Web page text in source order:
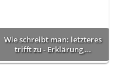
Wie schreibt man: letzteres
trifft zu - Erklärung,…